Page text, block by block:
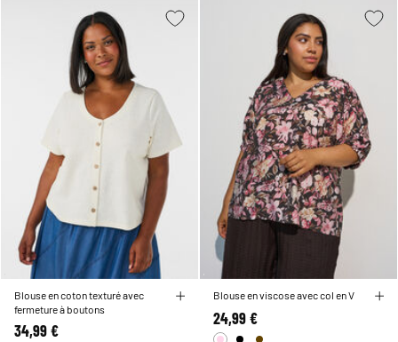
Blouse en coton texturé avec
fermeture à boutons
34,99 €
Blouse en viscose avec col en V
24,99 €